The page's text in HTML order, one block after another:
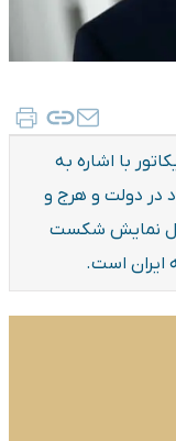
با اشاره به
در دولت و هرج و
نمایش شکست
ایران است.